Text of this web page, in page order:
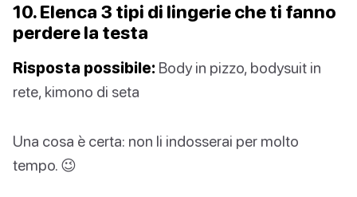
10. Elenca 3 tipi di lingerie che ti fanno
perdere la testa
Risposta possibile: Body in pizzo, bodysuit in
rete, kimono di seta
Una cosa è certa: non li indosserai per molto
tempo. 😉